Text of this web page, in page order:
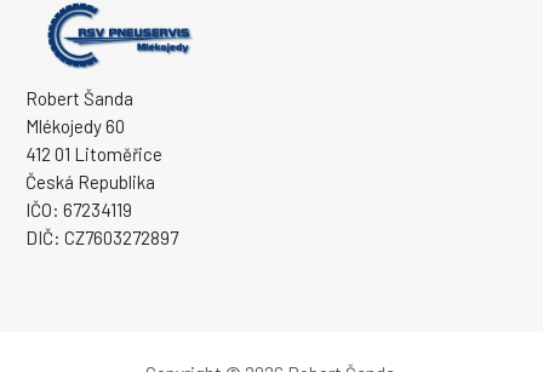
Robert Šanda
Mlékojedy 60
412 01 Litoměřice
Česká Republika
IČO: 67234119
DIČ: CZ7603272897